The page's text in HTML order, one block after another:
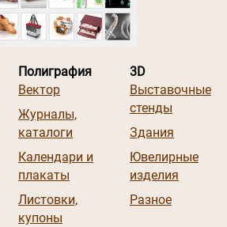
Полиграфия
Вектор
Журналы,
каталоги
Календари и
плакаты
Листовки,
купоны
3D
Выставочные
стенды
Здания
Ювелирные
изделия
Разное